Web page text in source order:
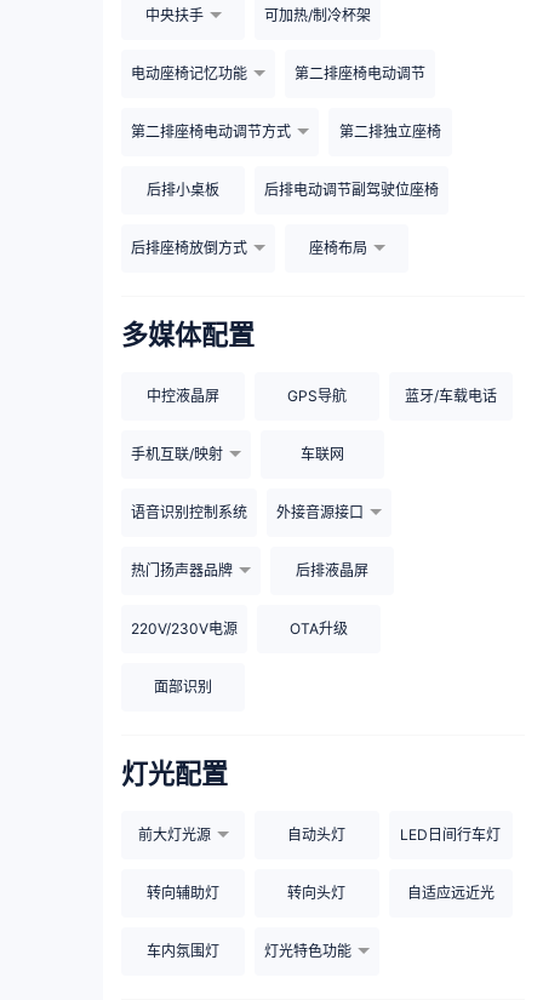
中央扶手 可加热/制冷杯架
电动座椅记忆功能 第二排座椅电动调节
第二排座椅电动调节方式 第二排独立座椅
后排小桌板 后排电动调节副驾驶位座椅
后排座椅放倒方式 座椅布局
多媒体配置
中控液晶屏 GPS导航 蓝牙/车载电话
手机互联/映射 车联网
语音识别控制系统 外接音源接口
热门扬声器品牌 后排液晶屏
220V/230V电源 OTA升级
面部识别
灯光配置
前大灯光源 自动头灯 LED日间行车灯
转向辅助灯 转向头灯 自适应远近光
车内氛围灯 灯光特色功能